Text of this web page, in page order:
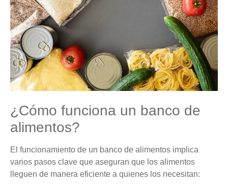
¿Cómo funciona un banco de
alimentos?
El funcionamiento de un banco de alimentos implica
varios pasos clave que aseguran que los alimentos
lleguen de manera eficiente a quienes los necesitan: